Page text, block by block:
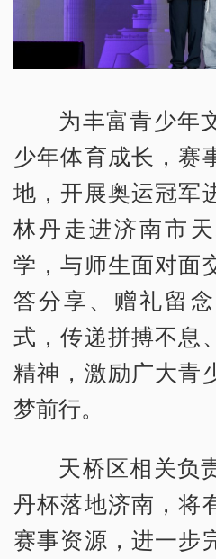
为丰富青少年
少年体育成长，赛
地，开展奥运冠军
林丹走进济南市
学，与师生面对面
答分享、赠礼留
式，传递拼搏不息
精神，激励广大青
梦前行。
天桥区相关负
丹杯落地济南，将
赛事资源，进一步